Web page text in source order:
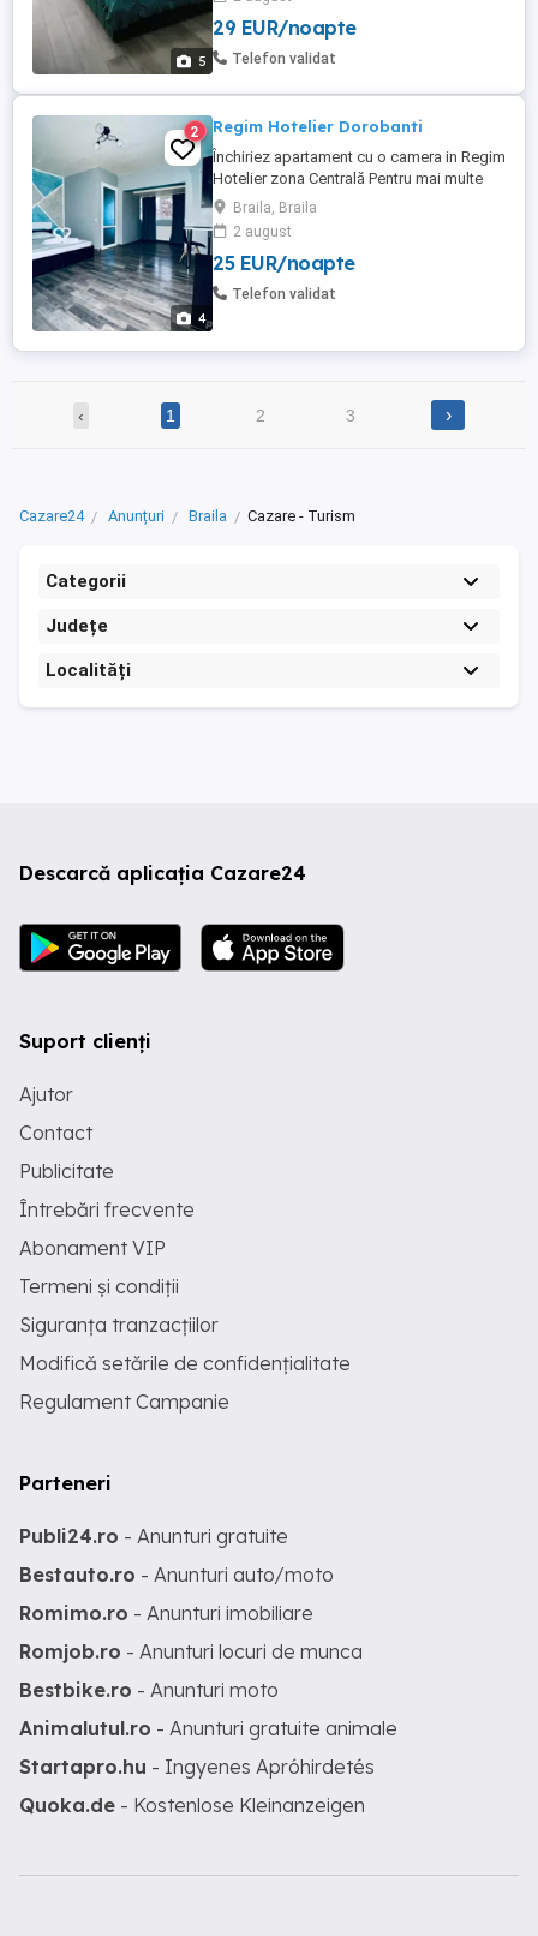
5
-Centarala termica -WIFI gratuit -Masina de
spalat -Aragaz -Frigider -Vesela Tacamuri
-Smart Tv Check in 12:00 Check out 11:00
29 EUR/noapte
Telefon validat
4
2 Regim Hotelier Dorobanti
Închiriez apartament cu o camera in Regim
Hotelier zona Centrală Pentru mai multe
detalii și poze contactați-mă in privat.
Apartamentel dispune de toate dotarile
necesare pentru un comfort excelent.
Dotari facilitati: Pat matrimonial Wifi
disponibil Centrala termica Masina de
Braila, Braila
2 august
25 EUR/noapte
Telefon validat
‹ 1 2 3 ›
Cazare24 Anunțuri Braila Cazare - Turism
Categorii
Județe
Localități
Descarcă aplicația Cazare24
Suport clienți
Ajutor
Contact
Publicitate
Întrebări frecvente
Abonament VIP
Termeni și condiții
Siguranța tranzacțiilor
Modifică setările de confidențialitate
Regulament Campanie
Parteneri
Publi24.ro - Anunturi gratuite
Bestauto.ro - Anunturi auto/moto
Romimo.ro - Anunturi imobiliare
Romjob.ro - Anunturi locuri de munca
Bestbike.ro - Anunturi moto
Animalutul.ro - Anunturi gratuite animale
Startapro.hu - Ingyenes Apróhirdetés
Quoka.de - Kostenlose Kleinanzeigen